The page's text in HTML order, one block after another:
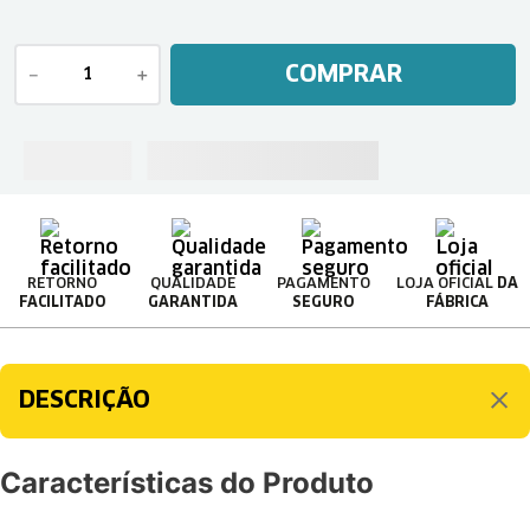
＋
－ COMPRAR
RETORNO
FACILITADO
QUALIDADE
GARANTIDA
PAGAMENTO
SEGURO
LOJA OFICIAL DA
FÁBRICA
DESCRIÇÃO
Características do Produto